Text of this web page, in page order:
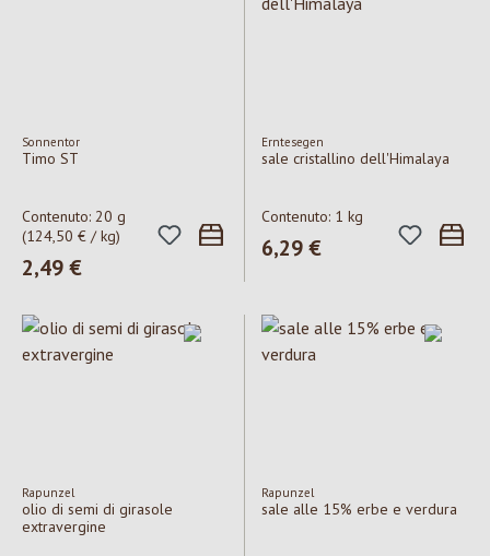
Sonnentor
Timo ST
Contenuto: 20 g
(124,50 € / kg)
Prezzo normale:
2,49 €
Erntesegen
sale cristallino dell'Himalaya
Contenuto: 1 kg
Prezzo normale:
6,29 €
Rapunzel
olio di semi di girasole
extravergine
Rapunzel
sale alle 15% erbe e verdura